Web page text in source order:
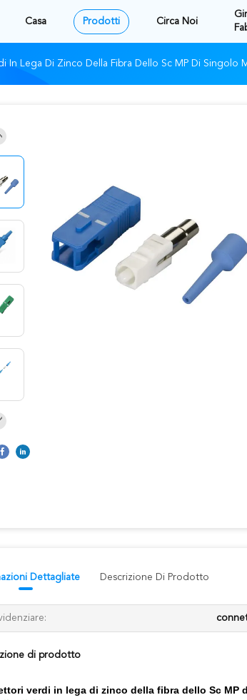
Casa Prodotti Circa Noi
In Lega Di Zinco Della Fibra Dello Sc MP Di Singolo
Dettagliate Descrizione Di Prodotto
di prodotto
verdi in lega di zinco della fibra dello Sc MP